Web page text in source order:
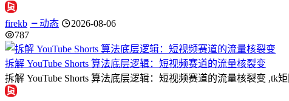
firekb 动态
2026-08-06
787
拆解 YouTube Shorts 算法底层逻辑：短视频赛道的流量核裂变
拆解 YouTube Shorts 算法底层逻辑：短视频赛道的流量核裂变